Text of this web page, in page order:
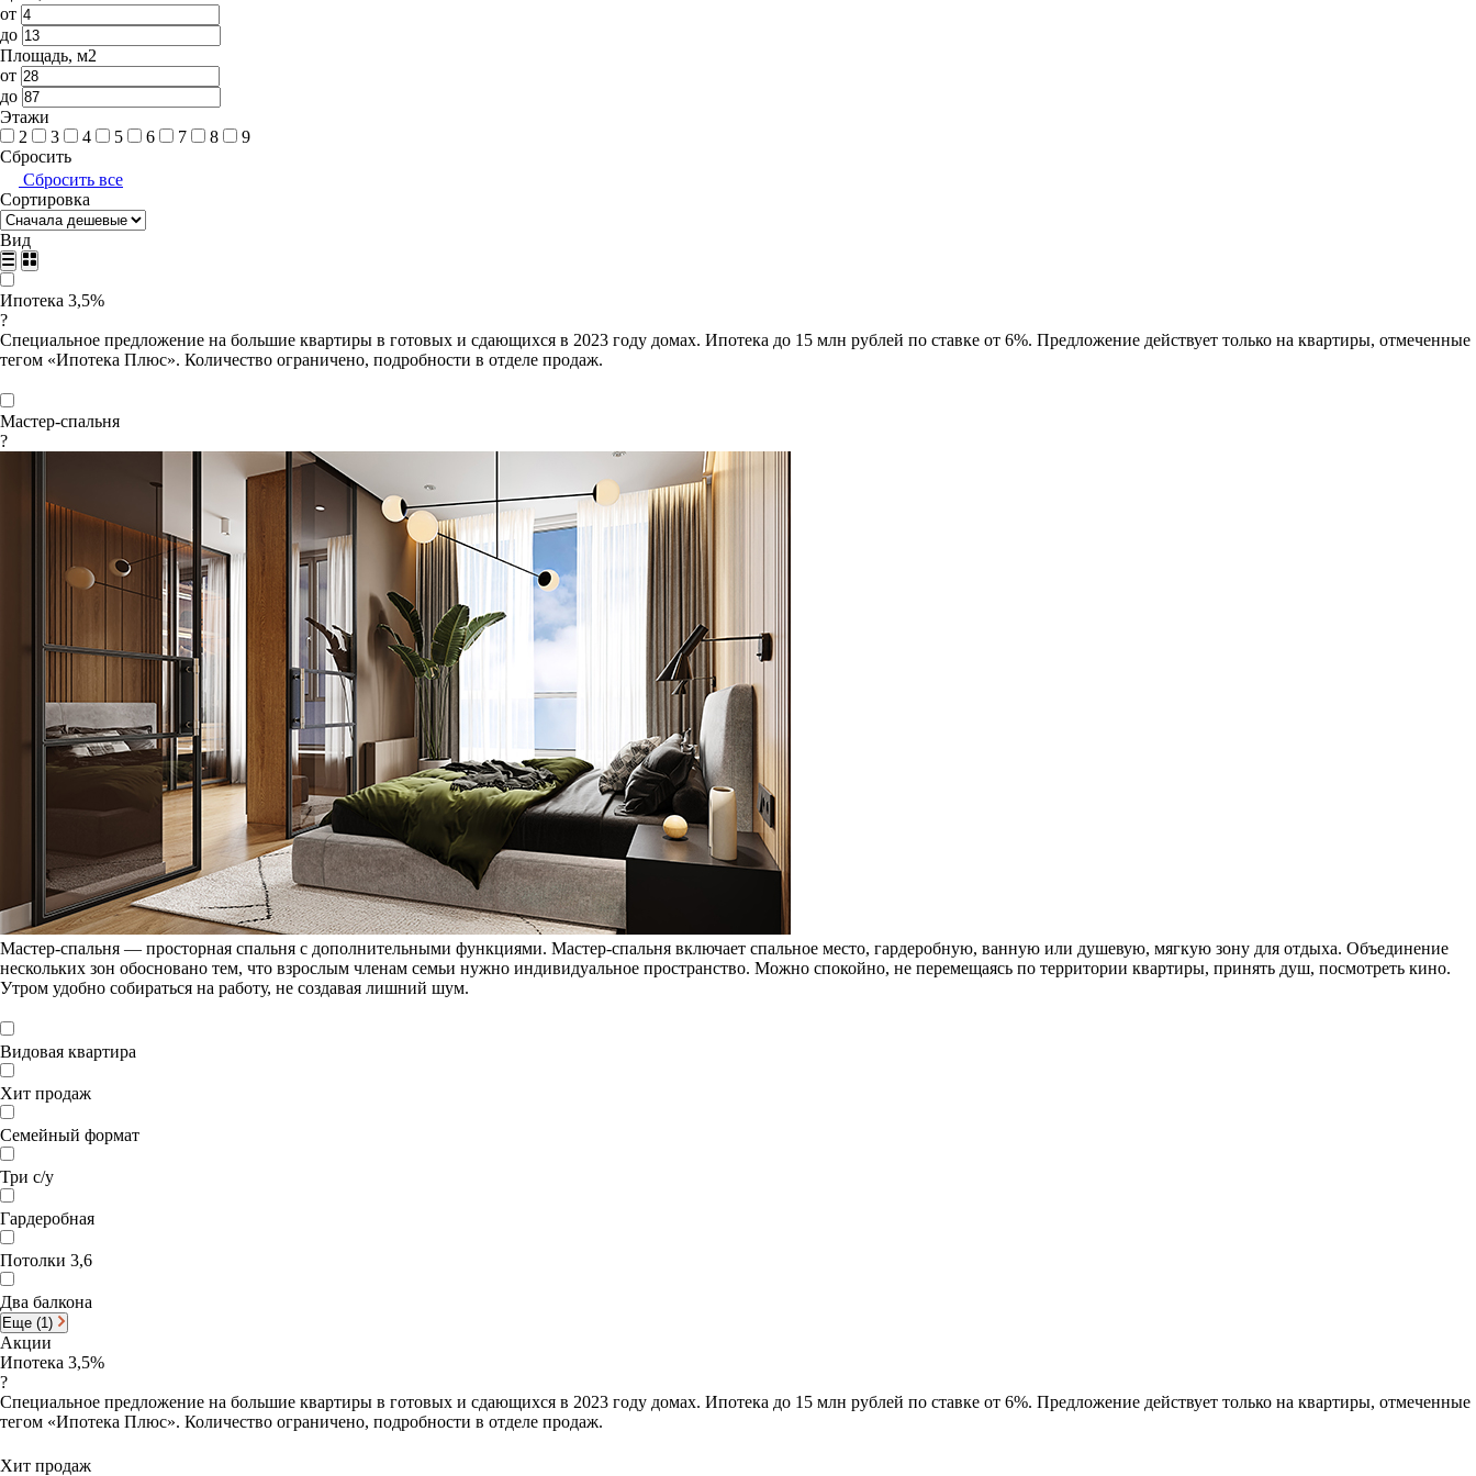
от
до
Площадь, м2
от
до
Этажи
2
3 4 5 6 7 8
9
Сбросить
Сбросить все
Сортировка
Вид
Ипотека 3,5%
?
Специальное предложение на большие квартиры в готовых и сдающихся в 2023 году домах. Ипотека до 15 млн рублей по ставке от 6%. Предложение действует только на квартиры, отмеченные
тегом «Ипотека Плюс». Количество ограничено, подробности в отделе продаж.
Мастер-спальня
?
Мастер-спальня — просторная спальня с дополнительными функциями. Мастер-спальня включает спальное место, гардеробную, ванную или душевую, мягкую зону для отдыха. Объединение
нескольких зон обосновано тем, что взрослым членам семьи нужно индивидуальное пространство. Можно спокойно, не перемещаясь по территории квартиры, принять душ, посмотреть кино.
Утром удобно собираться на работу, не создавая лишний шум.
Видовая квартира
Хит продаж
Семейный формат
Три с/у
Гардеробная
Потолки 3,6
Два балкона
Еще (1)
Акции
Ипотека 3,5%
?
Специальное предложение на большие квартиры в готовых и сдающихся в 2023 году домах. Ипотека до 15 млн рублей по ставке от 6%. Предложение действует только на квартиры, отмеченные
тегом «Ипотека Плюс». Количество ограничено, подробности в отделе продаж.
Хит продаж